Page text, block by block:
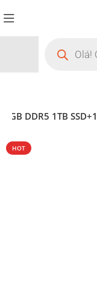
DDR5 1TB
HOT